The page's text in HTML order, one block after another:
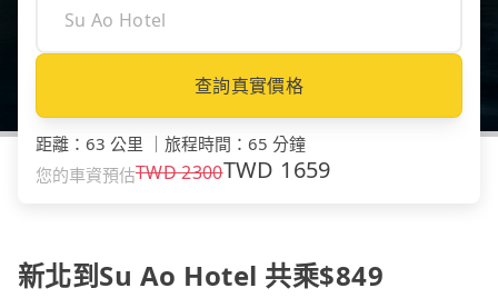
查詢真實價格
距離 ： 63 公里 旅程時間 ： 65 分鐘
您的車資預估TWD2300TWD 1659
新北到Su Ao Hotel 共乘$849